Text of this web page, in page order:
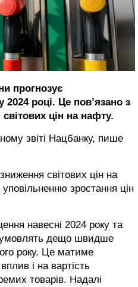
прогнозує
році. Це пов’язано з
цін на нафту.
звіті Нацбанку, пише
світових цін на
зростання цін
навесні 2024 року та
дещо швидше
року. Це матиме
і на вартість
товарів. Надалі